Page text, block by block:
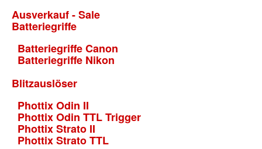
Ausverkauf - Sale
Batteriegriffe
Batteriegriffe Canon
Batteriegriffe Nikon
Blitzauslöser
Phottix Odin II
Phottix Odin TTL Trigger
Phottix Strato II
Phottix Strato TTL